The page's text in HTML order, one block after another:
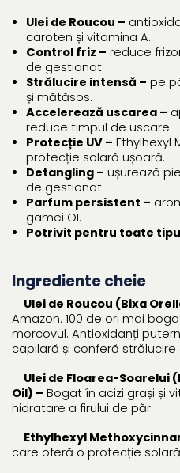
Ulei de Roucou –
caroten și vitamina A.
Control friz – reduce
de gestionat.
Strălucire intensă – pe
și mătăsos.
Accelerează uscarea –
reduce timpul de uscare.
Protecție UV – Ethylhexyl
protecție solară ușoară.
Detangling – ușurează
de gestionat.
Parfum persistent –
gamei OI.
Potrivit pentru toate
Ingrediente cheie
Ulei de Roucou (Bixa
Amazon. 100 de ori mai
morcovul. Antioxidanți
capilară și conferă
Ulei de Floarea-Soarelui
Oil) – Bogat în acizi grași și
hidratare a firului de păr.
Ethylhexyl
care oferă o protecție